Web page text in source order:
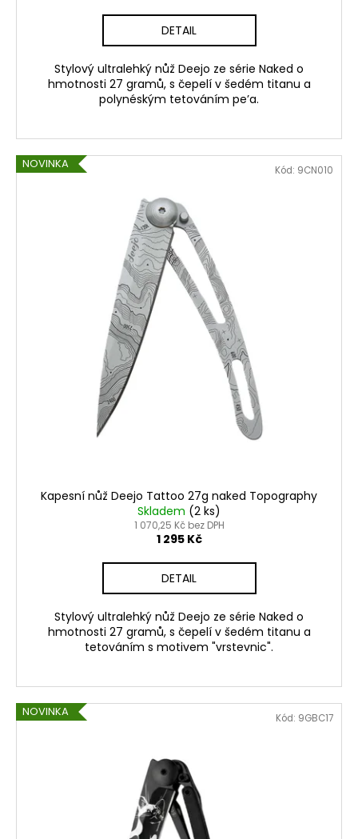
DETAIL
Stylový ultralehký nůž Deejo ze série Naked o
hmotnosti 27 gramů, s čepelí v šedém titanu a
polynéským tetováním pe’a.
NOVINKA
Kapesní nůž Deejo Tattoo 27g naked Topography
Skladem (2 ks)
1 070,25 Kč bez DPH
1 295 Kč
DETAIL
Stylový ultralehký nůž Deejo ze série Naked o
hmotnosti 27 gramů, s čepelí v šedém titanu a
tetováním s motivem "vrstevnic".
Kód: 9CN010
NOVINKA Kód: 9GBC17